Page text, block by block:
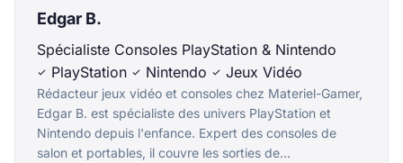
Edgar B.
Spécialiste Consoles PlayStation & Nintendo
PlayStation
Nintendo Jeux Vidéo
Rédacteur jeux vidéo et consoles chez Materiel-Gamer,
Edgar B. est spécialiste des univers PlayStation et
Nintendo depuis l'enfance. Expert des consoles de
salon et portables, il couvre les sorties de...